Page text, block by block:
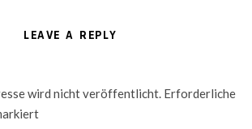
LEAVE A REPLY
wird nicht veröffentlicht. Erforderliche